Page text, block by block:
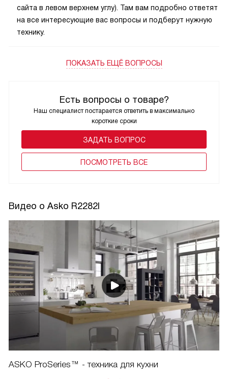
Есть вопросы о товаре?
Наш специалист постарается ответить в максимально
короткие сроки
ЗАДАТЬ ВОПРОС
ПОCМОТРЕТЬ ВСЕ
сайта в левом верхнем углу). Там вам подробно ответят
на все интересующие вас вопросы и подберут нужную
технику.
ПОКАЗАТЬ ЕЩЁ ВОПРОСЫ
Видео о Asko R2282I
ASKO ProSeries™ - техника для кухни